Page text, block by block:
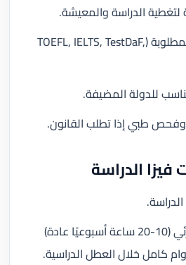
لتغطية الدراسة والمعيشة.
إثبات إجادة اللغة المطلوبة (TOEFL, IELTS, TestDaF,
للدولة المضيفة.
طبي إذا تطلب القانون.
الدراسة
إمكانية العمل الجزئي (10-20 ساعة أسبوعيًا عادة)
كامل خلال العطل الدراسية.